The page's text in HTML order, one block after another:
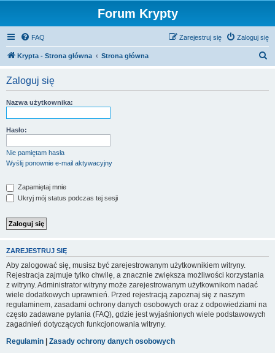
Forum Krypty
FAQ Zaloguj się
Zarejestruj się
Krypta - Strona główna Strona główna
Zaloguj się
Nazwa użytkownika:
Hasło:
Nie pamiętam hasła
Wyślij ponownie e-mail aktywacyjny
Zapamiętaj mnie
Ukryj mój status podczas tej sesji
ZAREJESTRUJ SIĘ
Aby zalogować się, musisz być zarejestrowanym użytkownikiem witryny.
Rejestracja zajmuje tylko chwilę, a znacznie zwiększa możliwości korzystania
z witryny. Administrator witryny może zarejestrowanym użytkownikom nadać
wiele dodatkowych uprawnień. Przed rejestracją zapoznaj się z naszym
regulaminem, zasadami ochrony danych osobowych oraz z odpowiedziami na
często zadawane pytania (FAQ), gdzie jest wyjaśnionych wiele podstawowych
zagadnień dotyczących funkcjonowania witryny.
Regulamin | Zasady ochrony danych osobowych